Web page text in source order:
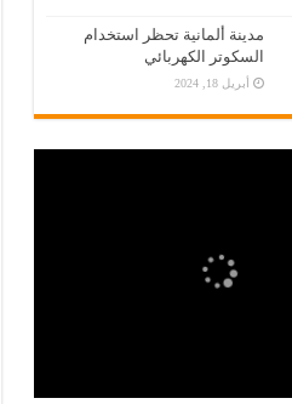
مدينة ألمانية تحظر استخدام
السكوتر الكهربائي
أبريل 18, 2024